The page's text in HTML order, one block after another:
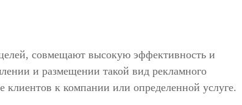
совмещают высокую эффективность и
и размещении такой вид рекламного
клиентов к компании или определенной услуге.